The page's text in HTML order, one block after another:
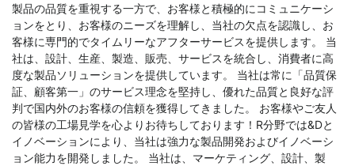
製品の品​​質を重視する一方で、お客様と積極的にコミュニケーシ
ョンをとり、お客様のニーズを理解し、当社の欠点を認識し、お
客様に専門的でタイムリーなアフターサービスを提供します。 当
社は、設計、生産、製造、販売、サービスを統合し、消費者に高
度な製品ソリューションを提供しています。 当社は常に「品質保
証、顧客第一」のサービス理念を堅持し、優れた品質と良好な評
判で国内外のお客様の信頼を獲得してきました。 お客様やご友人
の皆様の工場見学を心よりお待ちしております！R分野では&Dと
イノベーションにより、当社は強力な製品開発およびイノベーシ
ョン能力を開発しました。 当社は、マーケティング、設計、製